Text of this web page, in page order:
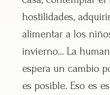
hostilidades,
alimentar a los
invierno… La
espera un cambio
es posible. Eso es